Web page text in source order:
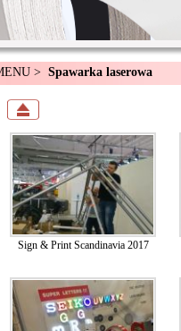
> Spawarka laserowa
Sign & Print Scandinavia 2017